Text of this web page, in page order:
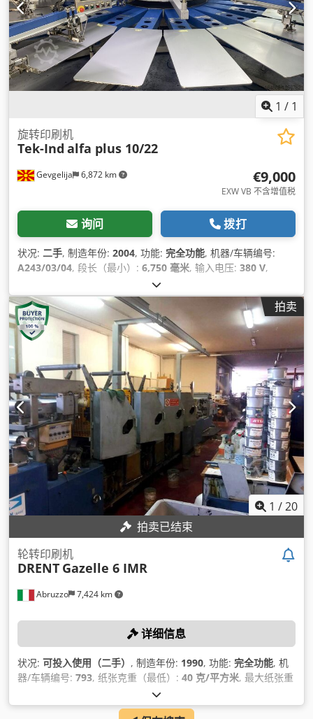
1 / 1
Gevgelija 6,872 km
旋转印刷机
Tek-Ind alfa plus 10/22
€9,000
EXW VB 不含增值税
询问 拨打
状况: 二手, 制造年份: 2004, 功能: 完全功能, 机器/车辆编号:
A243/03/04, 段长（最小）: 6,750 毫米, 输入电压: 380 V,
拍卖
1 /20
拍卖已结束
Abruzzo 7,424 km
轮转印刷机
DRENT Gazelle 6 IMR
详细信息
状况: 可投入使用（二手） , 制造年份: 1990, 功能: 完全功能, 机
器/车辆编号: 793, 纸张克重（最低）: 40 克/平方米, 最大纸张重